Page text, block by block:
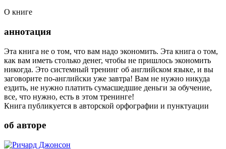
О книге
аннотация
Эта книга не о том, что вам надо экономить. Эта книга о том,
как вам иметь столько денег, чтобы не пришлось экономить
никогда. Это системный тренинг об английском языке, и вы
заговорите по-английски уже завтра! Вам не нужно никуда
ездить, не нужно платить сумасшедшие деньги за обучение,
все, что нужно, есть в этом тренинге!
Книга публикуется в авторской орфографии и пунктуации
об авторе